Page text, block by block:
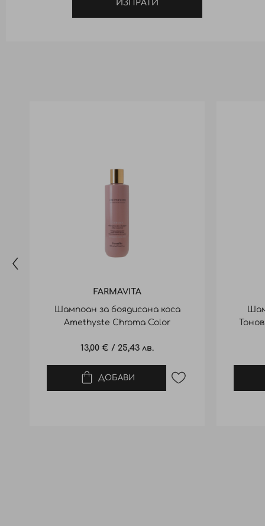
ИЗПРАТИ
FARMAVITA
Шампоан за боядисана коса
Amethyste Chroma Color
13,00 € / 25,43 лв.
ДОБАВИ